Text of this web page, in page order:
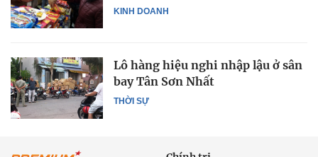
KINH DOANH
THỜI SỰ
Lô hàng hiệu nghi nhập lậu ở sân
bay Tân Sơn Nhất